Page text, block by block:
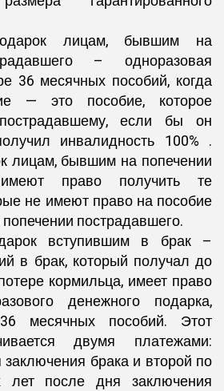
лицам, бывшим на
– одноразовая
36 месячных пособий, когда
— это пособие, которое
если бы он
инвалидность 100% .
лицам, бывшим на попечении
имеют право получить те
не имеют право на пособие
пострадавшего.
вступившим в брак –
в брак, который получал до
кормильца, имеет право
денежного подарка,
месячных пособий. Этот
двумя платежами:
брака и второй по
лет после дня заключения